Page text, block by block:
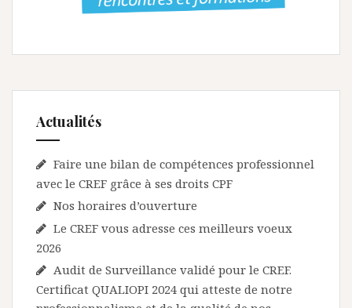
e
s
Actualités
Faire une bilan de compétences professionnel
avec le CREF grâce à ses droits CPF
Nos horaires d’ouverture
Le CREF vous adresse ces meilleurs voeux
2026
Audit de Surveillance validé pour le CREF.
Certificat QUALIOPI 2024 qui atteste de notre